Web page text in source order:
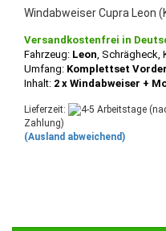
Windabweiser Cupra Leon
Versandkostenfrei in
Fahrzeug: Leon, Schrägheck,
Umfang: Komplettset
Inhalt: 2 x Windabweiser +
Lieferzeit:
Zahlung)
(Ausland abweichend)